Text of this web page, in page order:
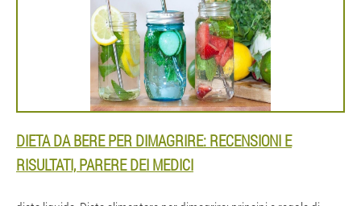
DIETA DA BERE PER DIMAGRIRE: RECENSIONI E
RISULTATI, PARERE DEI MEDICI